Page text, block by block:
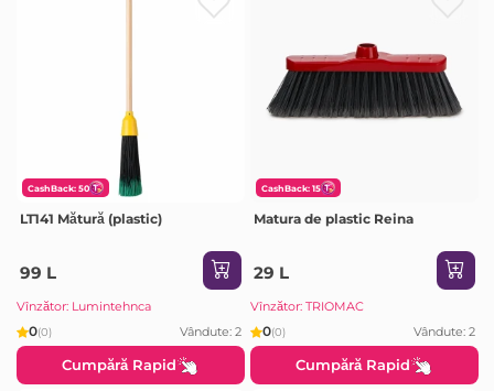
CashBack: 50
LT141 Mătură (plastic)
99 L
Vînzător: Lumintehnca
0(0) Vândute: 2
Cumpără Rapid
CashBack: 15
Matura de plastic Reina
29 L
Vînzător: TRIOMAC
0(0) Vândute: 2
Cumpără Rapid